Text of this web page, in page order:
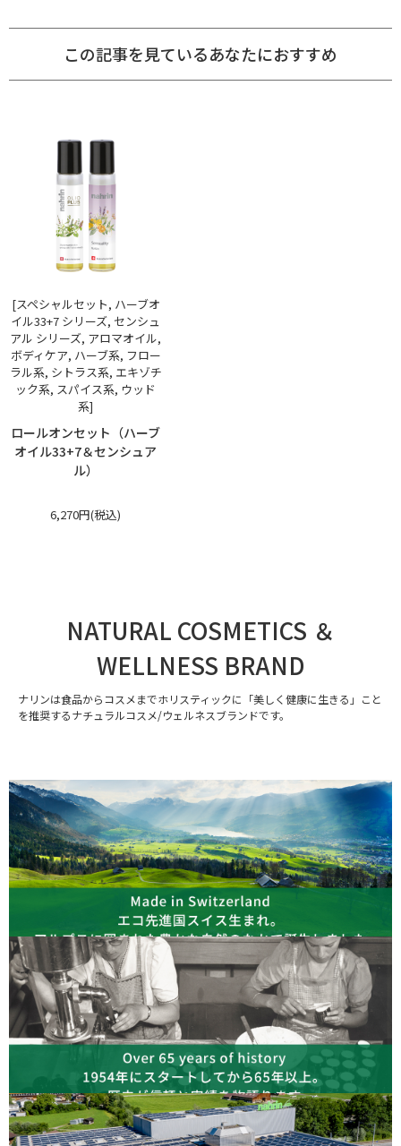
この記事を見ているあなたにおすすめ
[スペシャルセット, ハーブオ
イル33+7 シリーズ, センシュ
アル シリーズ, アロマオイル,
ボディケア, ハーブ系, フロー
ラル系, シトラス系, エキゾチ
ック系, スパイス系, ウッド
系]
ロールオンセット（ハーブ
オイル33+7＆センシュア
ル）
6,270円(税込)
NATURAL COSMETICS ＆
WELLNESS BRAND
ナリンは食品からコスメまでホリスティックに「美しく健康に生きる」こと
を推奨するナチュラルコスメ/ウェルネスブランドです。